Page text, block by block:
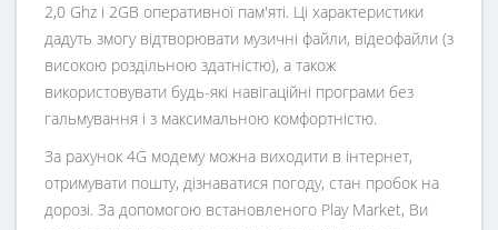
2,0 Ghz і 2GB оперативної пам'яті. Ці характеристики
дадуть змогу відтворювати музичні файли, відеофайли (з
високою роздільною здатністю), а також
використовувати будь-які навігаційні програми без
гальмування і з максимальною комфортністю.
За рахунок 4G модему можна виходити в інтернет,
отримувати пошту, дізнаватися погоду, стан пробок на
дорозі. За допомогою встановленого Play Market, Ви